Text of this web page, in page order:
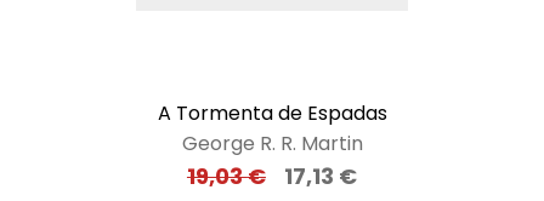
A Tormenta de Espadas
George R. R. Martin
19,03€ 17,13 €